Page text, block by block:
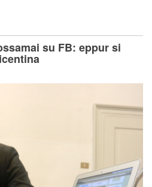
su FB: eppur si